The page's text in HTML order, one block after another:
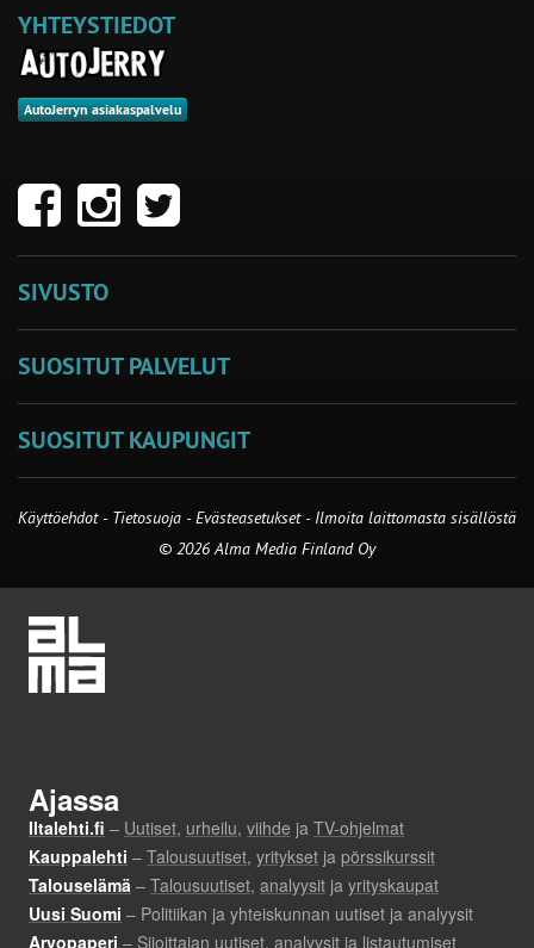
YHTEYSTIEDOT
AutoJerryn asiakaspalvelu
SIVUSTO
SUOSITUT PALVELUT
SUOSITUT KAUPUNGIT
Käyttöehdot - Tietosuoja -Evästeasetukset- Ilmoita laittomasta sisällöstä
© 2026 Alma Media Finland Oy